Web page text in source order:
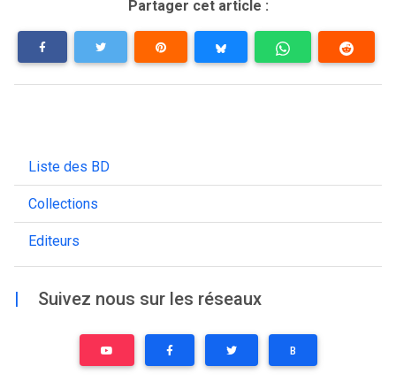
Partager cet article :
Liste des BD
Collections
Editeurs
| Suivez nous sur les réseaux
B